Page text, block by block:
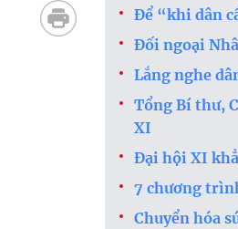
Để “khi dân
Đối ngoại
Lắng nghe
Tổng Bí thư,
XI
Đại hội XI
7 chương
Chuyển hóa